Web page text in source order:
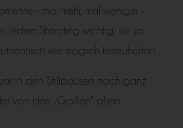
– mal mehr, mal weniger –
jedem Shooting wichtig, sie so
wie möglich festzuhalten.
in den Stillpausen noch ganz
von den „Großen“ allein